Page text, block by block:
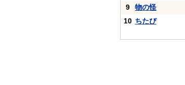
9
物の怪
10 ちたび